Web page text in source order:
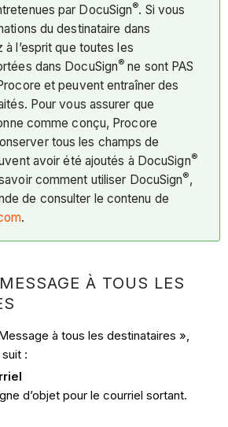
par DocuSign®. Si vous
du destinataire dans
à l’esprit que toutes les
dans DocuSign® ne sont PAS
et peuvent entraîner des
Pour vous assurer que
comme conçu, Procore
tous les champs de
avoir été ajoutés à DocuSign®
comment utiliser DocuSign®,
de consulter le contenu de
.
À TOUS LES
à tous les destinataires »,
:
d’objet pour le courriel sortant.